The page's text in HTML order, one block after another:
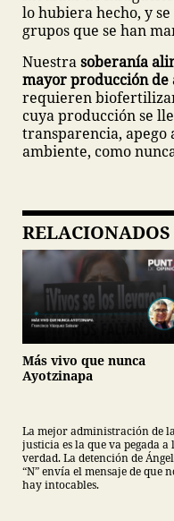
lo hubiera hecho, y
grupos que se han
Nuestrasoberanía
mayor producción de
requieren
cuya producción se
transparencia, apego
ambiente, como
RELACIONADOS
Más vivo que nunca
Ayotzinapa
La mejor administración de
justicia es la que va pegada a
verdad. La detención de Ángel
“N” envía el mensaje de que
hay intocables.